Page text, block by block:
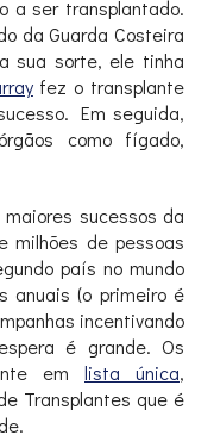
a ser transplantado.
da Guarda Costeira
sua sorte, ele tinha
fez o transplante
Em seguida,
como fígado,
sucessos da
milhões de pessoas
país no mundo
anuais (o primeiro é
incentivando
é grande. Os
em lista única,
Transplantes que é